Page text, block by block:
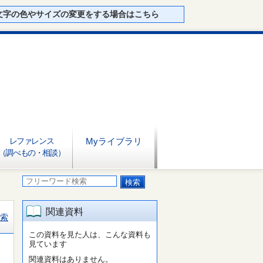
の色やサイズの変更をする場合はこちら
レファレンス
調べもの・相談）
Myライブラリ
関連資料
この資料を見た人は、こんな資料も
見ています
関連資料はありません。